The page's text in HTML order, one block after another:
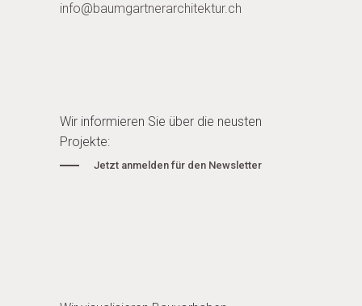
info@baumgartnerarchitektur.ch
Wir informieren Sie über die neusten
Projekte:
Jetzt anmelden für den Newsletter